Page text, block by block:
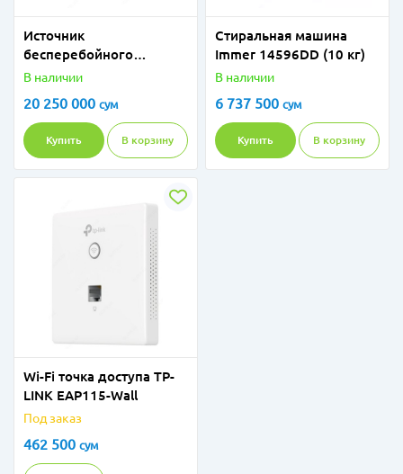
Источник
бесперебойного
питания MYPRO EA
10KVA pF 1,0 LCDS with
16x12-9Ah
В наличии
20 250 000 сум
Купить В корзину
Стиральная машина
Immer 14596DD (10 кг)
В наличии
6 737 500 сум
Купить В корзину
Wi-Fi точка доступа TP-
LINK EAP115-Wall
Под заказ
462 500 сум